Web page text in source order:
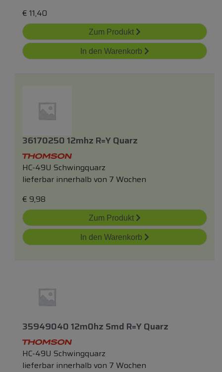
€ 11,40
Zum Produkt
In den Warenkorb
36170250 12mhz R=y Quarz
HC-49U Schwingquarz
lieferbar innerhalb von 7 Wochen
€ 9,98
Zum Produkt
In den Warenkorb
35949040 12m0hz Smd R=y Quarz
HC-49U Schwingquarz
lieferbar innerhalb von 7 Wochen